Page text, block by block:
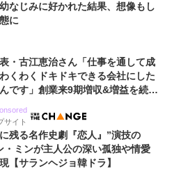
なじみに好かれた結果、想像もし
に
・古江恵治さん「仕事を通して成
くわくドキドキできる会社にした
です」創業来9期増収&増益を続け
サイト
残る名作史劇『恋人』”演技の
・ミンが主人公の深い孤独や情愛
【サランヘジョ韓ドラ】